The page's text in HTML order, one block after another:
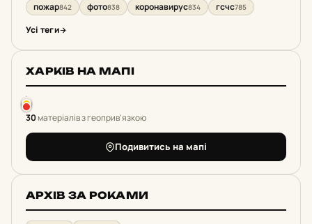
пожар842 фото838 коронавирус834 гсчс785
Усі теги
ХАРКІВ НА МАПІ
30матеріалів з геоприв'язкою
Подивитись на мапі
АРХІВ ЗА РОКАМИ